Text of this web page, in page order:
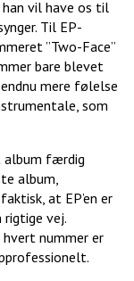
vil have os til
Til EP-
”Two-Face”
bare blevet
mere følelse
som
album færdig
album,
at EP’en er
rigtige vej.
nummer er